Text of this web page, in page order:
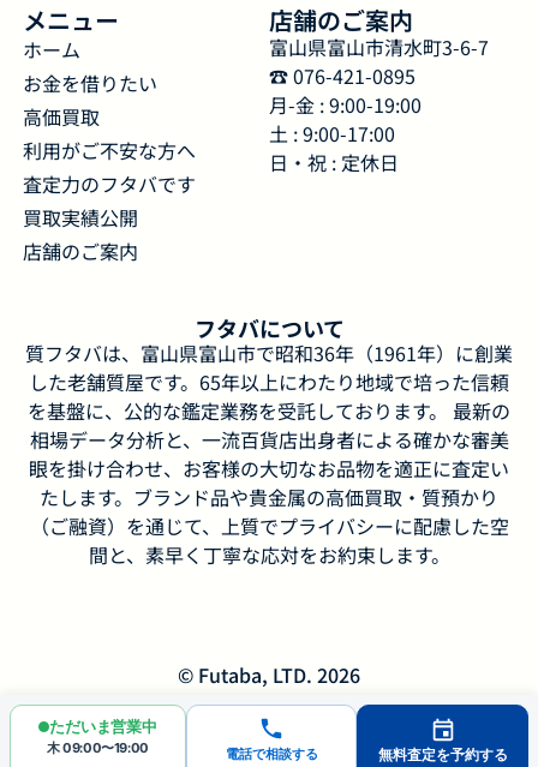
メニュー
ホーム
お金を借りたい
高価買取
利用がご不安な方へ
査定力のフタバです
買取実績公開
店舗のご案内
店舗のご案内
富山県富山市清水町3-6-7
☎︎ 076-421-0895
月-金 : 9:00-19:00
土 : 9:00-17:00
日・祝 : 定休日
フタバについて
質フタバは、富山県富山市で昭和36年（1961年）に創業
した老舗質屋です。65年以上にわたり地域で培った信頼
を基盤に、公的な鑑定業務を受託しております。 最新の
相場データ分析と、一流百貨店出身者による確かな審美
眼を掛け合わせ、お客様の大切なお品物を適正に査定い
たします。ブランド品や貴金属の高価買取・質預かり
（ご融資）を通じて、上質でプライバシーに配慮した空
間と、素早く丁寧な応対をお約束します。
© Futaba, LTD. 2026
ただいま営業中
木 09:00〜19:00 電話で相談する 無料査定を予約する